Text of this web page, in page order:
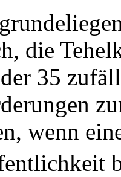
die
35
wenn